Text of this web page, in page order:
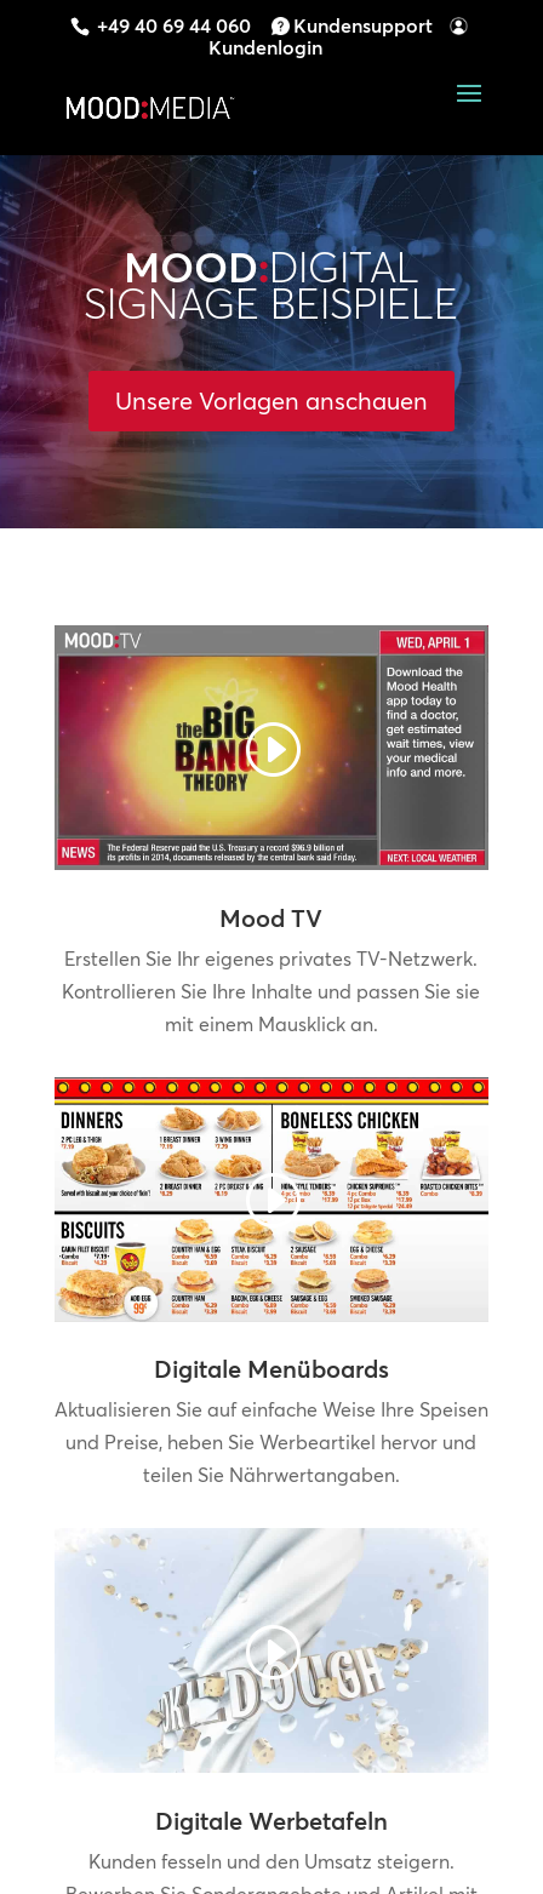
+49 40 69 44 060
Kundensupport
Kundenlogin
MOOD:DIGITAL
SIGNAGE BEISPIELE
Unsere Vorlagen anschauen
Mood TV
Erstellen Sie Ihr eigenes privates TV-Netzwerk.
Kontrollieren Sie Ihre Inhalte und passen Sie sie
mit einem Mausklick an.
Digitale Menüboards
Aktualisieren Sie auf einfache Weise Ihre Speisen
und Preise, heben Sie Werbeartikel hervor und
teilen Sie Nährwertangaben.
Digitale Werbetafeln
Kunden fesseln und den Umsatz steigern.